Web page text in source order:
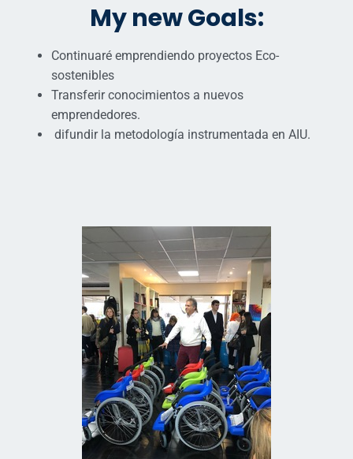
My new Goals:
Continuaré emprendiendo proyectos Eco-
sostenibles
Transferir conocimientos a nuevos
emprendedores.
difundir la metodología instrumentada en AIU.